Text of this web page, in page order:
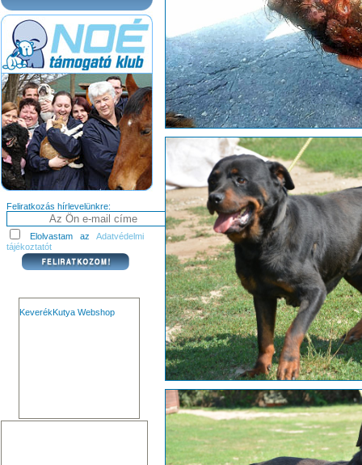
Feliratkozás hírlevelünkre:
Elolvastam az Adatvédelmi
tájékoztatót
KeverékKutya Webshop